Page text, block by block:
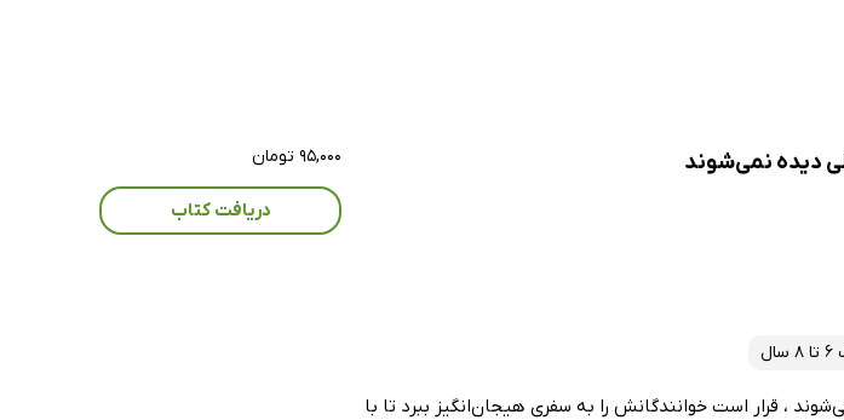
دیده نمی‌شوند
، قرار است خوانندگانش را به سفری هیجان‌انگیز ببرد تا با
۹۵,۰۰۰ تومان
دریافت کتاب